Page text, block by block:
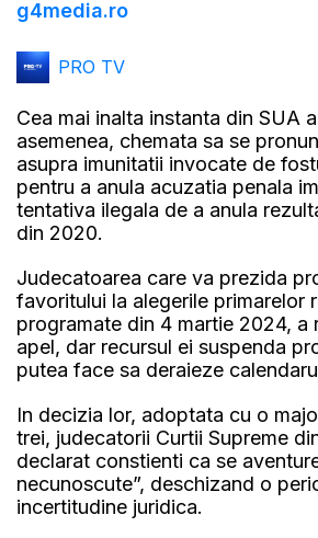
g4media.ro
PRO TV
Cea mai inalta instanta din SUA
asemenea, chemata sa se
asupra imunitatii invocate de
pentru a anula acuzatia penala
tentativa ilegala de a anula
din 2020.
Judecatoarea care va prezida
favoritului la alegerile primarelor
programate din 4 martie 2024, a
apel, dar recursul ei suspenda
putea face sa deraieze
In decizia lor, adoptata cu o
trei, judecatorii Curtii Supreme
declarat constienti ca se
necunoscute”, deschizand o
incertitudine juridica.